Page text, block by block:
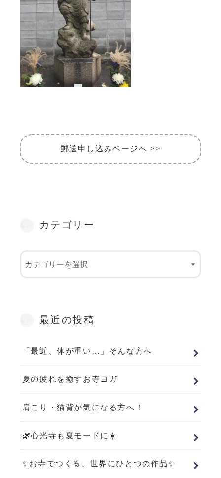
郵送申し込みページへ >>
カテゴリー
最近の投稿
「最近、体が重い…」そんな方へ
夏の疲れを癒すお寺ヨガ
肩こり・猫背が気になる方へ！
🌿心光寺も夏モードに☀️
✨お寺でつくる、世界にひとつの作品✨